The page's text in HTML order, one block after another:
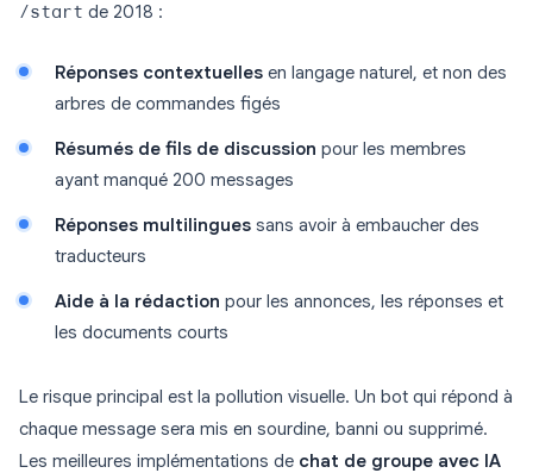
/start de 2018 :
Réponses contextuelles en langage naturel, et non des
arbres de commandes figés
Résumés de fils de discussion pour les membres
ayant manqué 200 messages
Réponses multilingues sans avoir à embaucher des
traducteurs
Aide à la rédaction pour les annonces, les réponses et
les documents courts
Le risque principal est la pollution visuelle. Un bot qui répond à
chaque message sera mis en sourdine, banni ou supprimé.
Les meilleures implémentations de chat de groupe avec IA